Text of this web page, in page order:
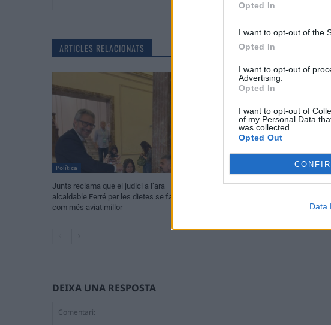
Opted In
I want to opt-out of the
Opted In
I want to opt-out of
Advertising.
Opted In
I want to opt-out of
of my Personal Data
was collected.
Opted Out
Data
ARTICLES RELACIONATS
Política
Junts reclama que el judici a l’ara
alcaldable Ferré per les dietes se faça
com més aviat millor
L’oposició en bloc tomba el
DEIXA UNA RESPOSTA